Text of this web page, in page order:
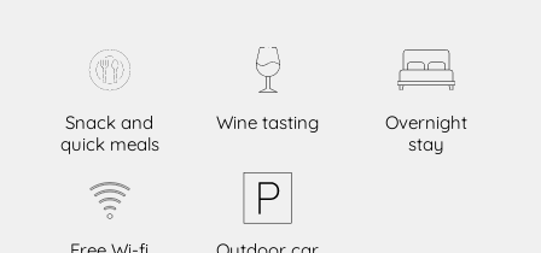
Snack and
quick meals
Wine tasting
Overnight
stay